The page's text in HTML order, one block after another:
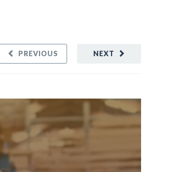
NEXT
PREVIOUS